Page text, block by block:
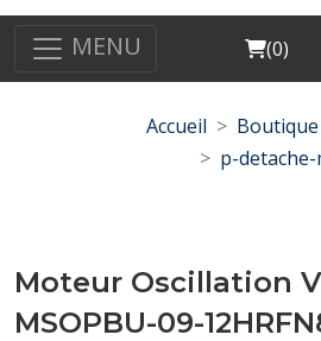
MENU Cart
(0)
Accueil Boutique
p-detache-
Moteur Oscillation
MSOPBU-09-